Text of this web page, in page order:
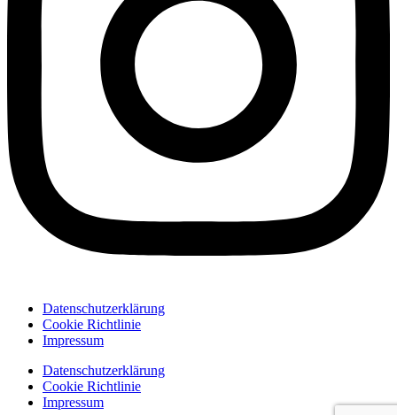
Datenschutzerklärung
Cookie Richtlinie
Impressum
Datenschutzerklärung
Cookie Richtlinie
Impressum